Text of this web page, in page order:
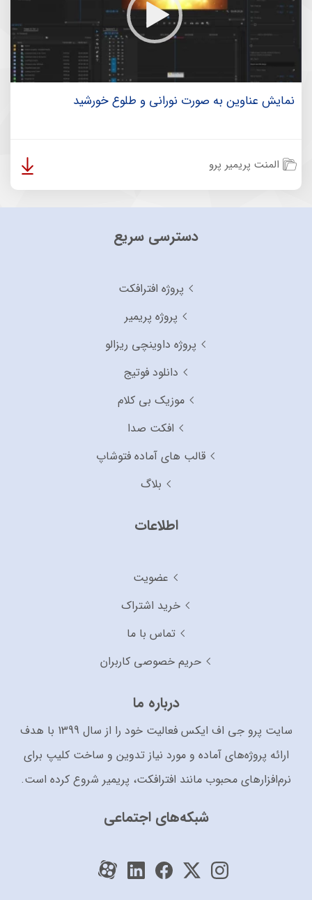
نمایش عناوین به صورت نورانی و طلوع خورشید
المنت پریمیر پرو
دسترسی سریع
پروژه افترافکت
پروژه پریمیر
پروژه داوینچی ریزالو
دانلود فوتیج
موزیک بی کلام
افکت صدا
قالب های آماده فتوشاپ
بلاگ
اطلاعات
عضویت
خرید اشتراک
تماس با ما
حریم خصوصی کاربران
درباره ما
سایت پرو جی اف ایکس فعالیت خود را از سال 1399 با هدف
ارائه پروژه‌های آماده و مورد نیاز تدوین و ساخت کلیپ برای
نرم‌افزارهای محبوب مانند افترافکت، پریمیر شروع کرده است.
شبکه‌های اجتماعی